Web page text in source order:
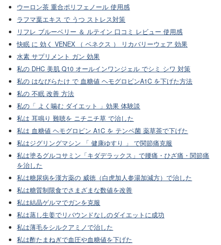
ウーロン茶 重合ポリフェノール 使用感
ラフマ葉エキス で うつ ストレス対策
リフレ ブルーベリー ＆ ルテイン 口コミ レビュー 使用感
快眠 に 効く VENEX （ ベネクス ） リカバリーウェア 効果
水素 サプリメント ガン 効果
私の DHC 美肌 Q10 オールインワンジェル でシミ シワ 対策
私の はなびらたけ で 血糖値 ヘモグロビンA1C を下げた方法
私の 不眠 改善 方法
私の「 よく噛む ダイエット 」効果 体験談
私は 耳鳴り 難聴を ニチニチ草 で治した
私は 血糖値 ヘモグロビン A1C を テンペ菌 薬草茶で下げた
私はジグリングマシン 「 健康ゆすり 」 で関節痛克服
私は塗るグルコサミン「キダデラックス」で腰痛・ひざ痛・関節痛
を治した
私は糖尿病を漢方薬の 威徳（白虎加人参湯加減方）で治した
私は糖質制限食でさまざまな数値を改善
私は結晶ゲルマでガンを克服
私は蒸し生姜でリバウンドなしのダイエットに成功
私は薄毛をシルクアミノで治した
私は酢たまねぎで血圧や血糖値を下げた